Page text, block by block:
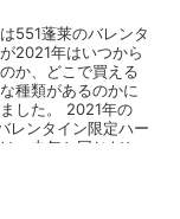
551蓬莱のバレンタ
2021年はいつから
か、どこで買える
種類があるのかに
した。 2021年の
レンタイン限定ハー
、去年と同じだと